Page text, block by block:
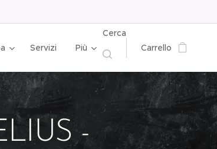
Servizi Più
Cerca
Carrello
-